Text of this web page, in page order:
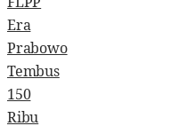
Era
Prabowo
Tembus
150
Ribu